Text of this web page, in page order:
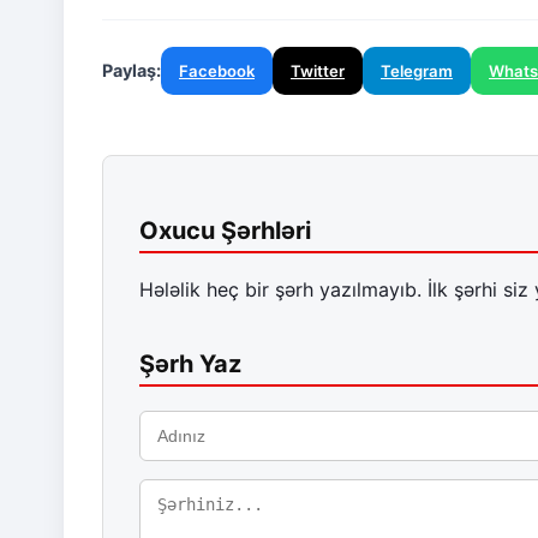
Paylaş: Facebook Twitter Telegram
Oxucu Şərhləri
Hələlik heç bir şərh yazılmayıb. İlk şərhi siz
Şərh Yaz